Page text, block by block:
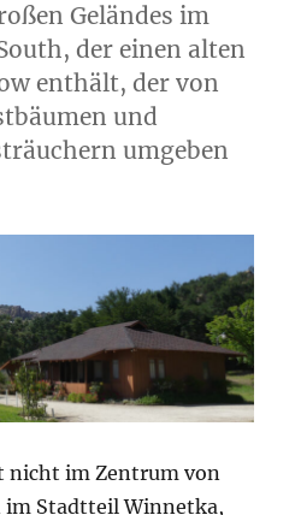
Geländes im
der einen alten
enthält, der von
und
umgeben
nicht im Zentrum von
im Stadtteil Winnetka,